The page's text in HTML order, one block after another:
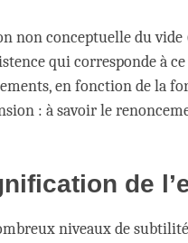
non conceptuelle du vide
qui corresponde à
en fonction de la
: à savoir le
de
niveaux de